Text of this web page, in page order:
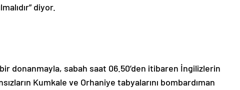
diyor.
donanmayla, sabah saat 06.50’den itibaren İngilizlerin
Kumkale ve Orhaniye tabyalarını bombardıman